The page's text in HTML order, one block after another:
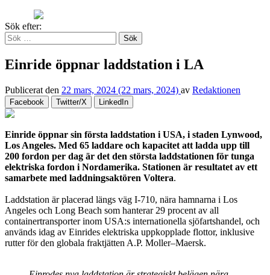
Sök efter:
Einride öppnar laddstation i LA
Publicerat den 22 mars, 2024 (22 mars, 2024) av Redaktionen
Facebook Twitter/X LinkedIn
Einride öppnar sin första laddstation i USA, i staden Lynwood,
Los Angeles. Med 65 laddare och kapacitet att ladda upp till
200 fordon per dag är det den största laddstationen för tunga
elektriska fordon i Nordamerika. Stationen är resultatet av ett
samarbete med laddningsaktören Voltera.
Laddstation är placerad längs väg I-710, nära hamnarna i Los
Angeles och Long Beach som hanterar 29 procent av all
containertransporter inom USA:s internationella sjöfartshandel, och
används idag av Einrides elektriska uppkopplade flottor, inklusive
rutter för den globala fraktjätten A.P. Moller–Maersk.